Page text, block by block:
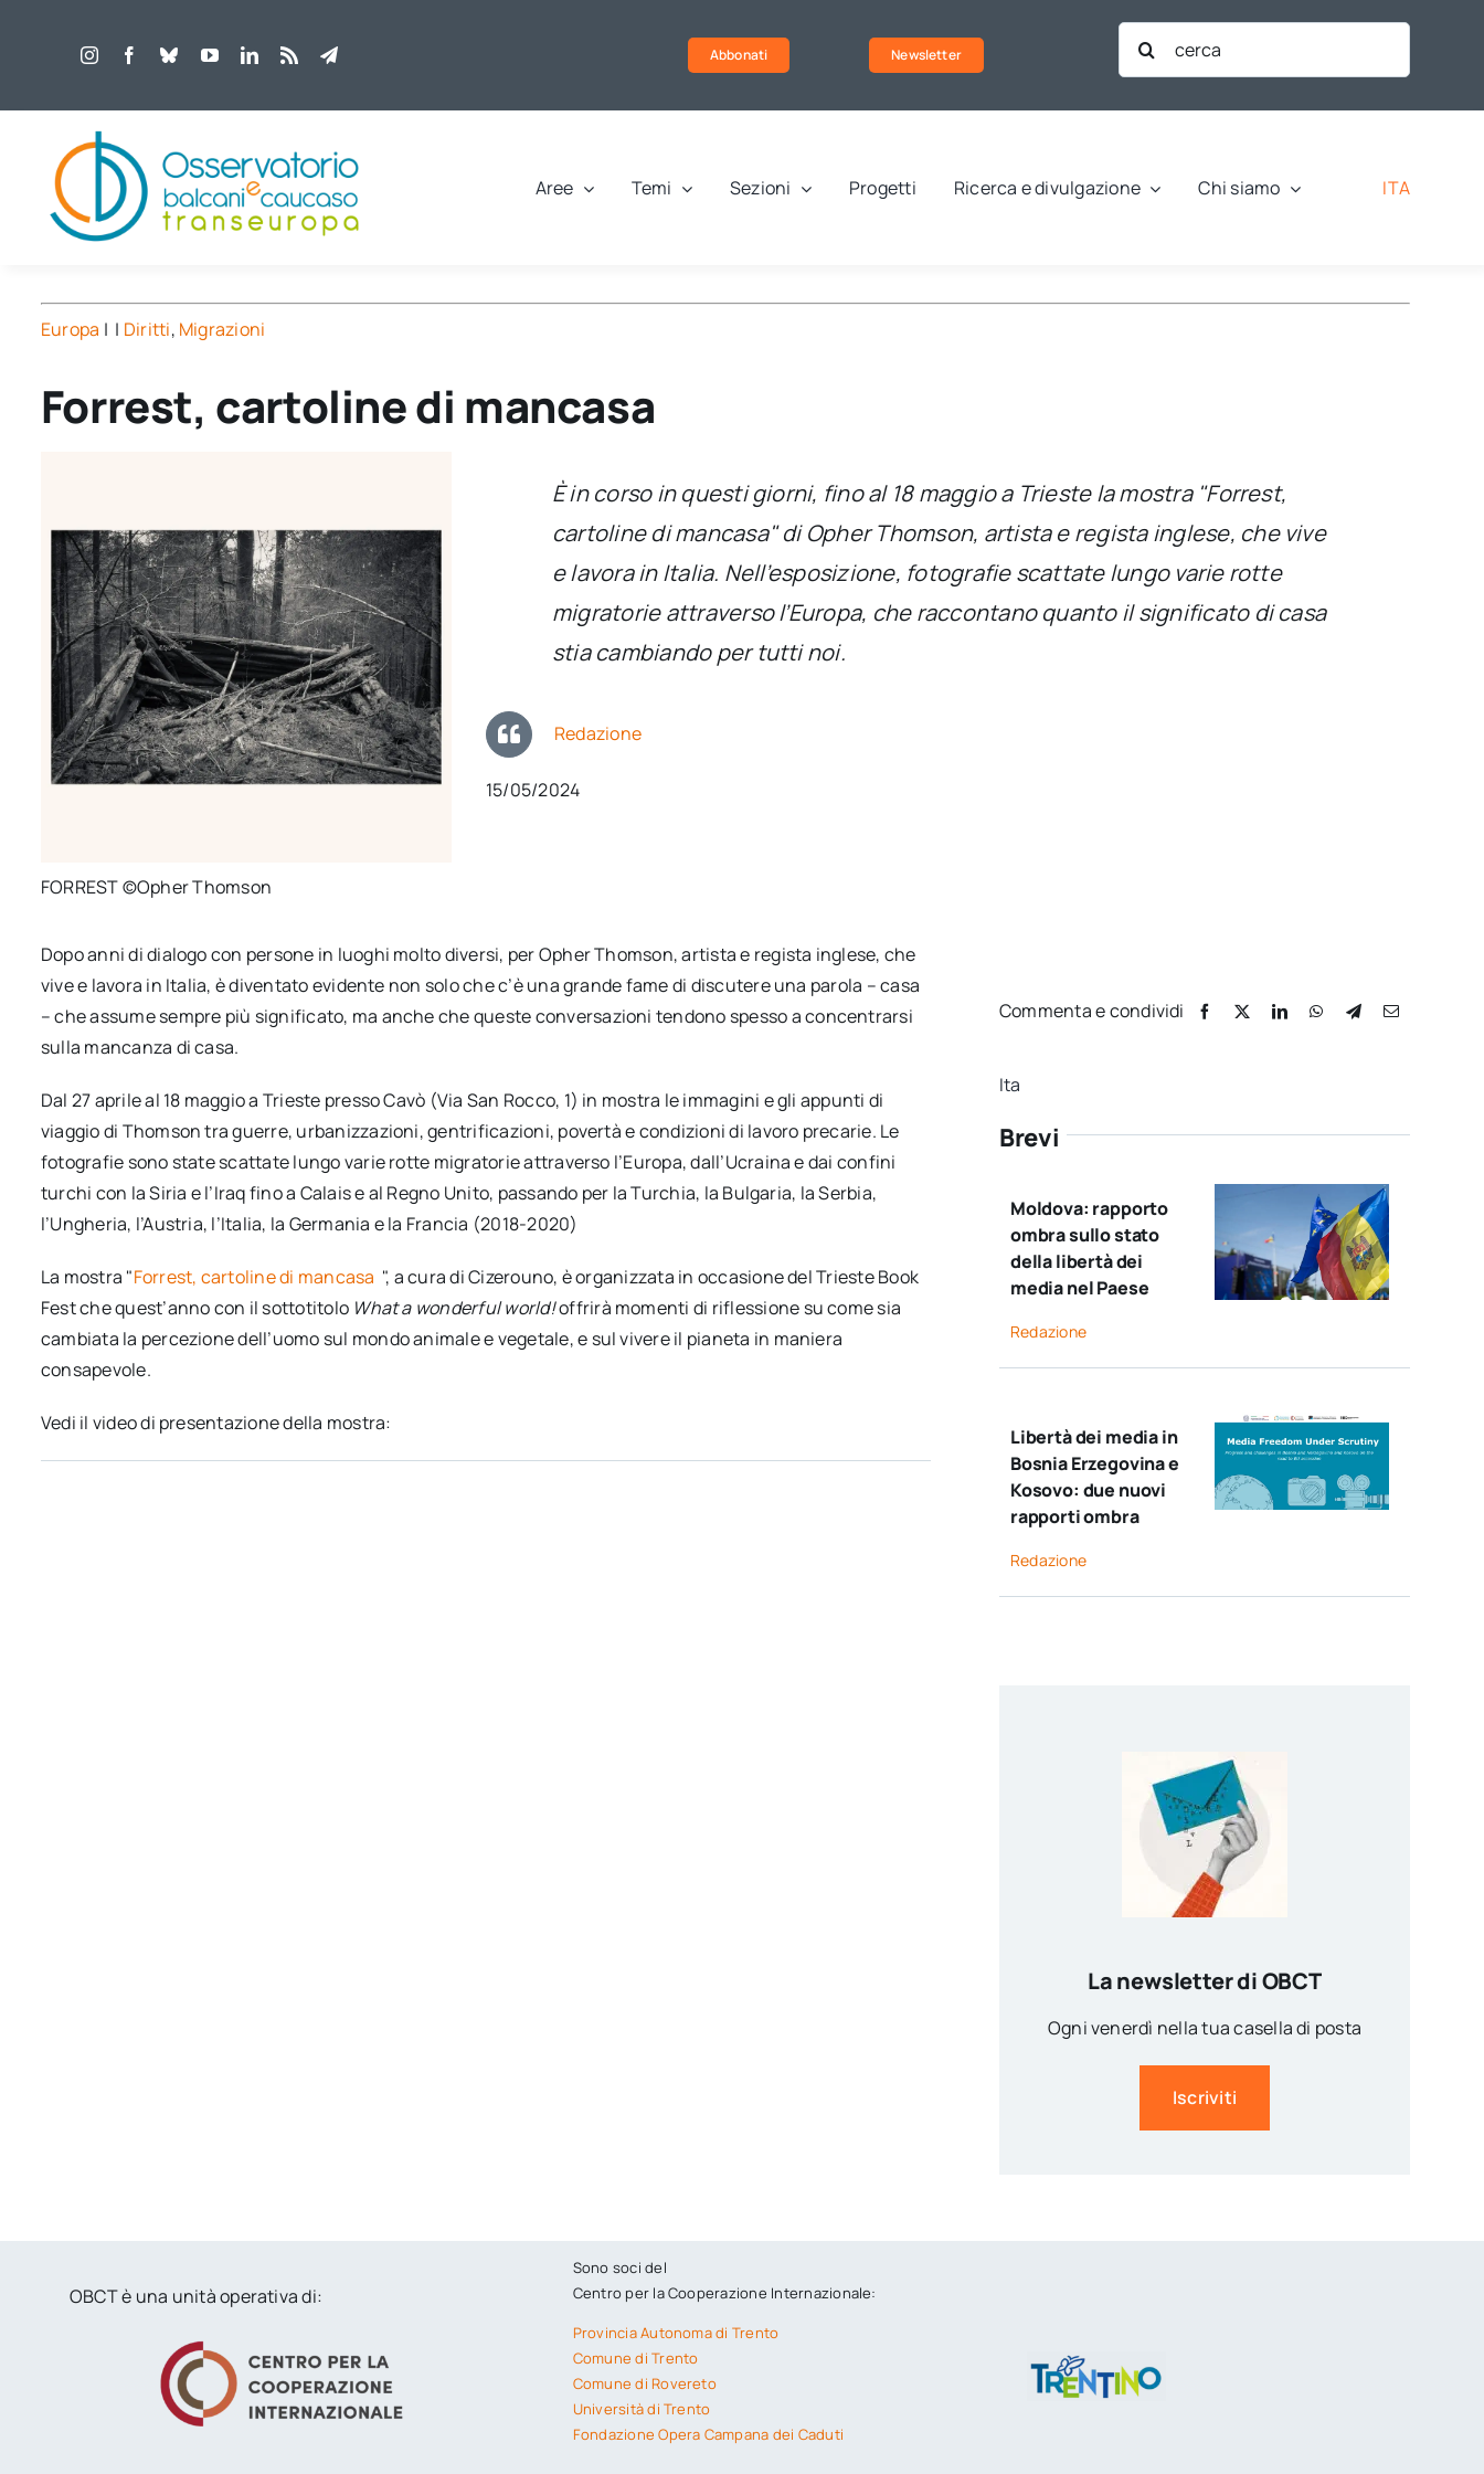
Abbonati Newsletter
Cerca
per:
Aree Temi Sezioni Progetti Ricerca e divulgazione Chi siamo ITA
Europa | | Diritti, Migrazioni
Forrest, cartoline di mancasa
FORREST ©Opher Thomson
È in corso in questi giorni, fino al 18 maggio a Trieste la mostra "Forrest,
cartoline di mancasa" di Opher Thomson, artista e regista inglese, che vive
e lavora in Italia. Nell’esposizione, fotografie scattate lungo varie rotte
migratorie attraverso l’Europa, che raccontano quanto il significato di casa
stia cambiando per tutti noi.
Redazione
15/05/2024
Dopo anni di dialogo con persone in luoghi molto diversi, per Opher Thomson, artista e regista inglese, che
vive e lavora in Italia, è diventato evidente non solo che c’è una grande fame di discutere una parola – casa
– che assume sempre più significato, ma anche che queste conversazioni tendono spesso a concentrarsi
sulla mancanza di casa.
Dal 27 aprile al 18 maggio a Trieste presso Cavò (Via San Rocco, 1) in mostra le immagini e gli appunti di
viaggio di Thomson tra guerre, urbanizzazioni, gentrificazioni, povertà e condizioni di lavoro precarie. Le
fotografie sono state scattate lungo varie rotte migratorie attraverso l’Europa, dall’Ucraina e dai confini
turchi con la Siria e l’Iraq fino a Calais e al Regno Unito, passando per la Turchia, la Bulgaria, la Serbia,
l’Ungheria, l’Austria, l’Italia, la Germania e la Francia (2018-2020)
La mostra "Forrest, cartoline di mancasa ", a cura di Cizerouno, è organizzata in occasione del Trieste Book
Fest che quest’anno con il sottotitolo What a wonderful world!offrirà momenti di riflessione su come sia
cambiata la percezione dell’uomo sul mondo animale e vegetale, e sul vivere il pianeta in maniera
consapevole.
Vedi il video di presentazione della mostra:
Commenta e condividi
Ita
Brevi
Moldova: rapporto
ombra sullo stato
della libertà dei
media nel Paese
Redazione
Libertà dei media in
Bosnia Erzegovina e
Kosovo: due nuovi
rapporti ombra
Redazione
La newsletter di OBCT
Ogni venerdì nella tua casella di posta
Iscriviti
OBCT è una unità operativa di:
Sono soci del
Centro per la Cooperazione Internazionale:
Provincia Autonoma di Trento
Comune di Trento
Comune di Rovereto
Università di Trento
Fondazione Opera Campana dei Caduti